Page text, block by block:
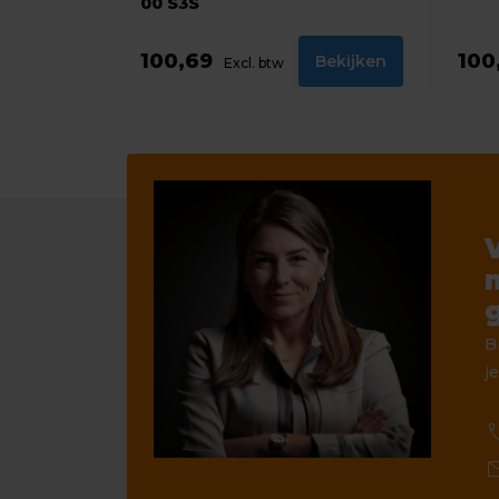
100,69 Excl. btw Bekijken